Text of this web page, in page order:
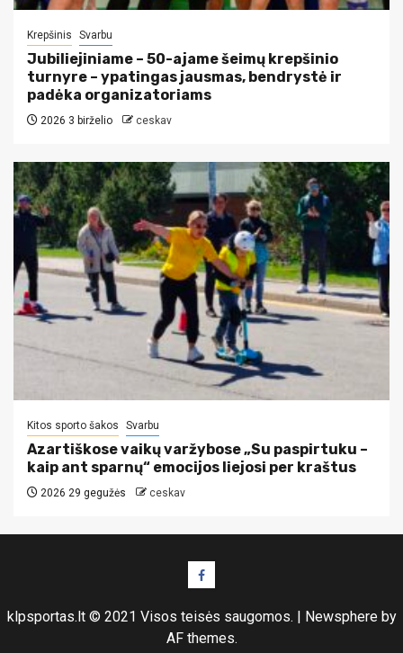
Krepšinis Svarbu
Jubiliejiniame – 50-ajame šeimų krepšinio
turnyre – ypatingas jausmas, bendrystė ir
padėka organizatoriams
2026 3 birželio ceskav
Kitos sporto šakos Svarbu
Azartiškose vaikų varžybose „Su paspirtuku –
kaip ant sparnų“ emocijos liejosi per kraštus
2026 29 gegužės ceskav
Facebook
klpsportas.lt © 2021 Visos teisės saugomos. | Newsphereby
AF themes.